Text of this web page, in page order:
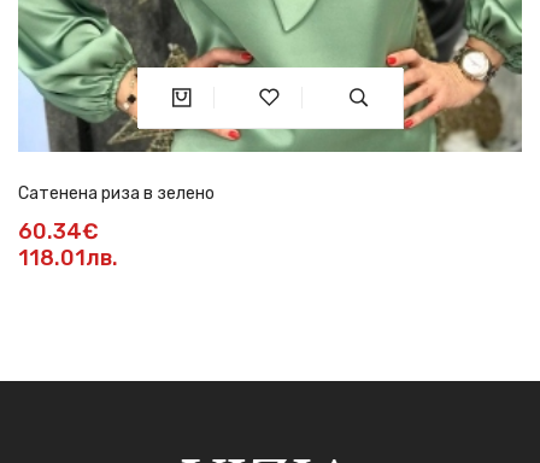
Сатенена риза в зелено
60.34€
118.01лв.